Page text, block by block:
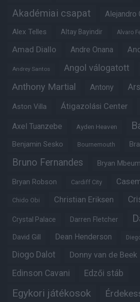
Akadémiai csapat Alejandro
Alex Telles Altay Bayindir Alvaro
Amad Diallo Andre Onana
Andrey Santos Angol válogatott
Anthony Martial Antony
Aston Villa Átigazolási Center
Axel Tuanzebe Ayden Heaven
Benjamin Sesko Bournemouth
Bruno Fernandes Bryan
Bryan Robson Cardiff City
Chido Obi Christian Eriksen
Crystal Palace Darren Fletcher
David Gill Dean Henderson
Diogo Dalot Donny van de Beek
Edinson Cavani Edzői stáb
Egykori játékosok